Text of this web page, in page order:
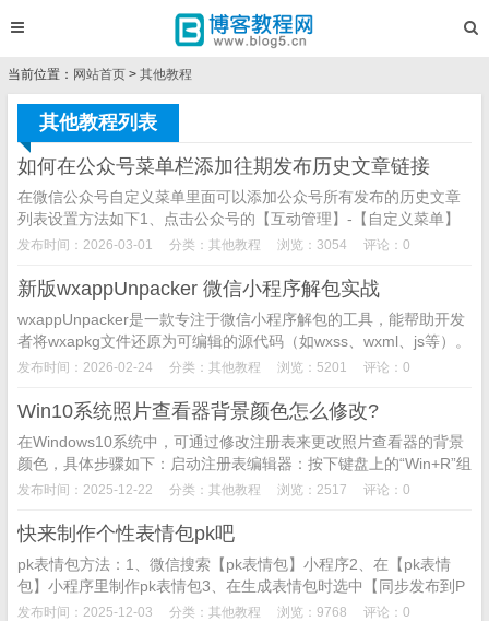
当前位置： 网站首页 > 其他教程
其他教程列表
如何在公众号菜单栏添加往期发布历史文章链接
在微信公众号自定义菜单里面可以添加公众号所有发布的历史文章
列表设置方法如下1、点击公众号的【互动管理】-【自定义菜单】
2、点击添加菜单3、在菜单名称中输入【往期信息】，【消息类
发布时间：2026-03-01 分类： 其他教程 浏览：3054 评论：0
新版wxappUnpacker 微信小程序解包实战
wxappUnpacker是一款专注于微信小程序解包的工具，能帮助开发
者将wxapkg文件还原为可编辑的源代码（如wxss、wxml、js等）。
本文针对新手用户在使用过程...
发布时间：2026-02-24 分类： 其他教程 浏览：5201 评论：0
Win10系统照片查看器背景颜色怎么修改?
在Windows10系统中，可通过修改注册表来更改照片查看器的背景
颜色，具体步骤如下：启动注册表编辑器：按下键盘上的“Win+R”组
合键，打开运行窗口，输入“regedit”...
发布时间：2025-12-22 分类： 其他教程 浏览：2517 评论：0
快来制作个性表情包pk吧
pk表情包方法：1、微信搜索【pk表情包】小程序2、在【pk表情
包】小程序里制作pk表情包3、在生成表情包时选中【同步发布到P
K广场】即可...
发布时间：2025-12-03 分类： 其他教程 浏览：9768 评论：0